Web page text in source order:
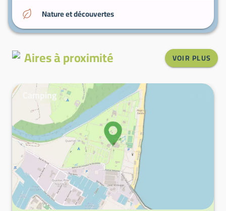
Nature et découvertes
Aires à proximité VOIR PLUS
Camping